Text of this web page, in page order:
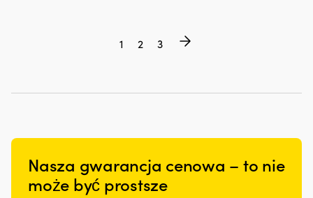
1 2 3
Nasza gwarancja cenowa – to nie
może być prostsze